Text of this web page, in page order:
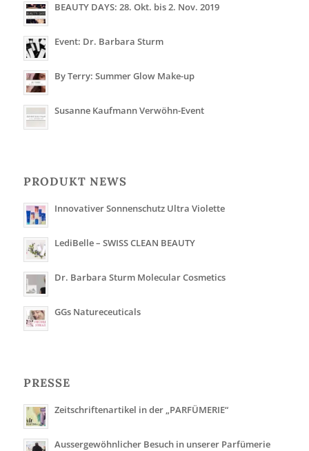
BEAUTY DAYS: 28. Okt. bis 2. Nov. 2019
Event: Dr. Barbara Sturm
By Terry: Summer Glow Make-up
Susanne Kaufmann Verwöhn-Event
PRODUKT NEWS
Innovativer Sonnenschutz Ultra Violette
LediBelle – SWISS CLEAN BEAUTY
Dr. Barbara Sturm Molecular Cosmetics
GGs Natureceuticals
PRESSE
Zeitschriftenartikel in der „PARFÜMERIE“
Aussergewöhnlicher Besuch in unserer Parfümerie